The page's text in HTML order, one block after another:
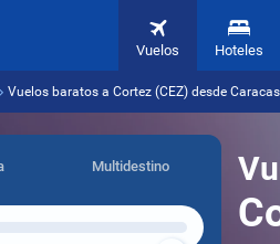
Vuelos Hoteles
Vuelos baratos a Cortez (CEZ) desde
Multidestino